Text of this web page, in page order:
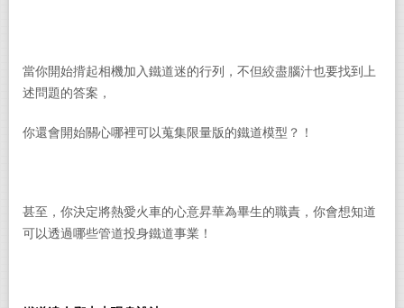
當你開始揹起相機加入鐵道迷的行列，不但絞盡腦汁也要找到上
述問題的答案，
你還會開始關心哪裡可以蒐集限量版的鐵道模型？！
甚至，你決定將熱愛火車的心意昇華為畢生的職責，你會想知道
可以透過哪些管道投身鐵道事業！